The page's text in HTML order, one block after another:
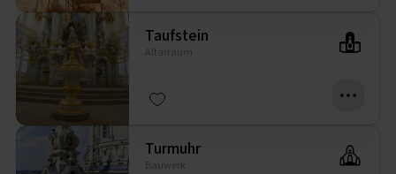
Taufstein
Altarraum
Turmuhr
Bauwerk